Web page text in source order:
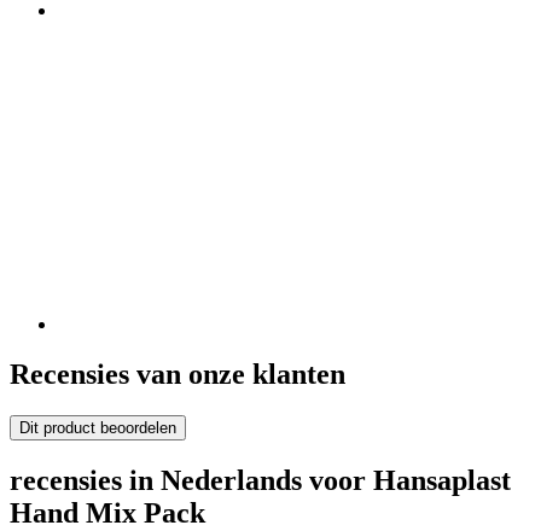
Recensies van onze klanten
Dit product beoordelen
recensies in Nederlands voor Hansaplast
Hand Mix Pack